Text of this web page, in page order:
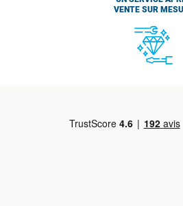
VENTE SUR